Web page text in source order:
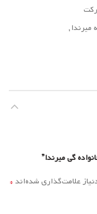
میرندا,
گی میرندا”
علامت‌گذاری شده‌اند*